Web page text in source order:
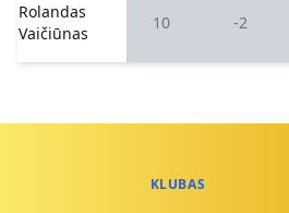
Rolandas
Vaičiūnas
10 -2
KLUBAS